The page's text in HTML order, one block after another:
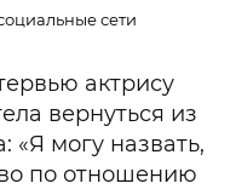
сети
актрису
вернуться из
«Я могу назвать,
по отношению